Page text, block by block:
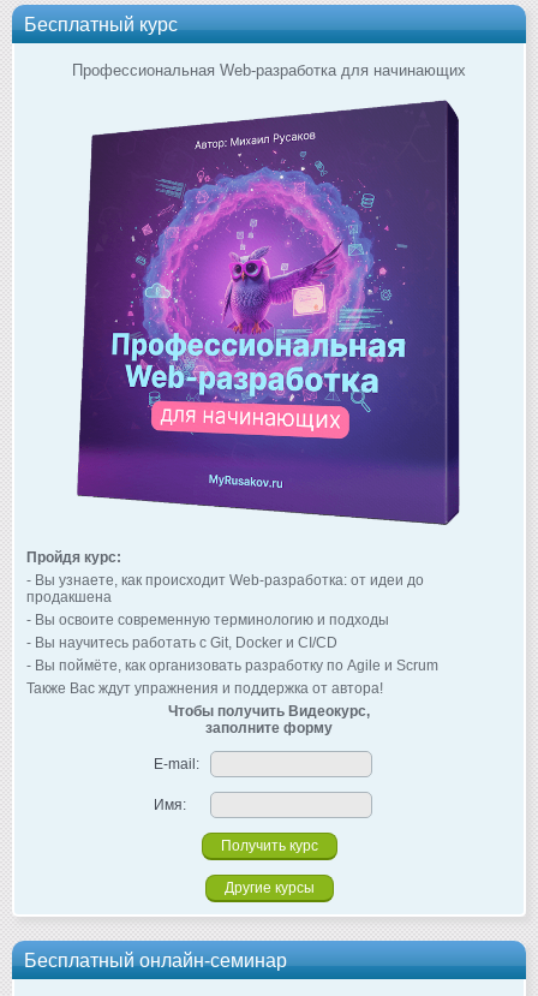
Бесплатный курс
Профессиональная Web-разработка для начинающих
Пройдя курс:
- Вы узнаете, как происходит Web-разработка: от идеи до
продакшена
- Вы освоите современную терминологию и подходы
- Вы научитесь работать с Git, Docker и CI/CD
- Вы поймёте, как организовать разработку по Agile и Scrum
Также Вас ждут упражнения и поддержка от автора!
Чтобы получить Видеокурс,
заполните форму
E-mail:
Имя:
Другие курсы
Бесплатный онлайн-семинар